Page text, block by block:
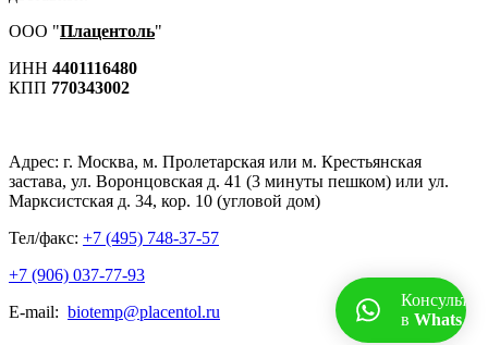
ООО "Плацентоль"
ИНН 4401116480
КПП 770343002
Адрес: г. Москва, м. Пролетарская или м. Крестьянская
застава, ул. Воронцовская д. 41 (3 минуты пешком) или ул.
Марксистская д. 34, кор. 10 (угловой дом)
Тел/факс: +7 (495) 748-37-57
+7 (906) 037-77-93
E-mail: biotemp@placentol.ru
в